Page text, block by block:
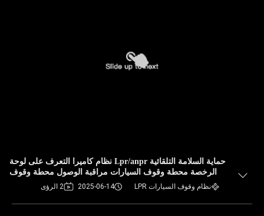
حماية السلامة التلقائية Lpr/anpr نظام كاميرا التعرف على لوحة
الرخصة محطة وقوف السيارات مراقبة الوصول محطة وقوف
نظام وقوف السيارات LPR 2025-06-14 2 الرؤى